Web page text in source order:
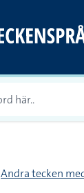
Andra tecken